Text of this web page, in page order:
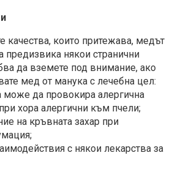
качества, които притежава, медът
някои странични
да вземете под внимание, ако
мед от манука с лечебна цел:
може да провокира алергична
хора алергични към пчели;
на кръвната захар при
с някои лекарства за